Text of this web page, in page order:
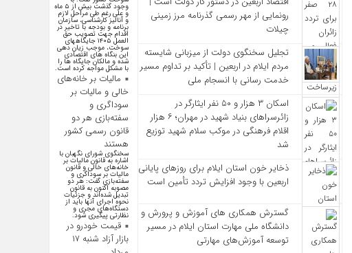
رونمایی از مهر رسمی گذرنامه مرز زمینی
چیلات
تجلیل سخنگوی دولت از میزبانی شایسته
مردم ایلام در اربعین | تأکید بر تداوم مسیر
خدمت‌ رسانی با انسجام ملی
اسکان ۳ هزار و ۵۰ نفر ایثارگر در
زائرسراهای بنیاد شهید در مهران؛ ۶ هزار
اقلام فرهنگی در موکب سلام شهید توزیع
شد
ذخایر خون استان ایلام برای روزهای پایانی
اربعین با وجود افزایش تردد تأمین است
گسترش همکاری‌ های آموزش و پرورش و
دانشگاه ملی مهارت استان ایلام در مسیر
توسعه آموزش‌های مهارتی
وجود گذشت بیش از ۵ ماه
و علی رغم طی مراحل لازم
و آنالیز کارشناسی، سازمان
برنامه و بودجه با تاخیر در
اقدام جهت تصویب حق
العمل ۱۴۰۵ جایگاههای
سوخت، موجب زیان دهی
این بنگاه های اقتصادی
شده و مالکان جایگاه ها را
با مشکل مواجه کرده است.
مالیات بر خانه‌های
خالی و مالیات بر
سوداگری و
سفته‌بازی هر دو
قانون رسمی کشور
هستند
سخنگوی شورای نگهبان با
اشاره به قانون مالیات بر
خانه‌های خالی و قانون
مالیات بر سوداگری و
سفته‌بازی گفت: هر دو
مصوبه اکنون به قانون
تبدیل شده‌اند و جزئیات
نحوه اجرای آنها باید از
دستگاه‌های مجری و
نظارتی پیگیری شود.
قیمت خودرو در
بازار آزاد شنبه ۱۷